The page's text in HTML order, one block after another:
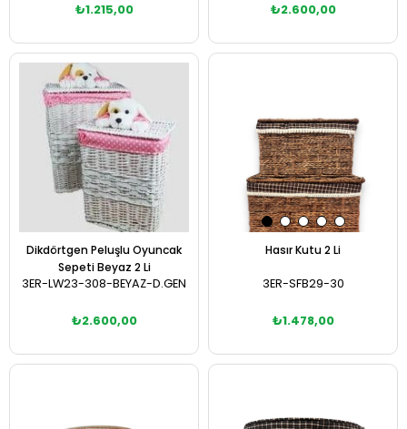
₺1.215,00
Sepete Ekle
₺2.600,00
Dikdörtgen Peluşlu Oyuncak
Sepeti Beyaz 2 Li
3ER-LW23-308-BEYAZ-D.GEN
₺2.600,00
Hasır Kutu 2 Li
3ER-SFB29-30
₺1.478,00